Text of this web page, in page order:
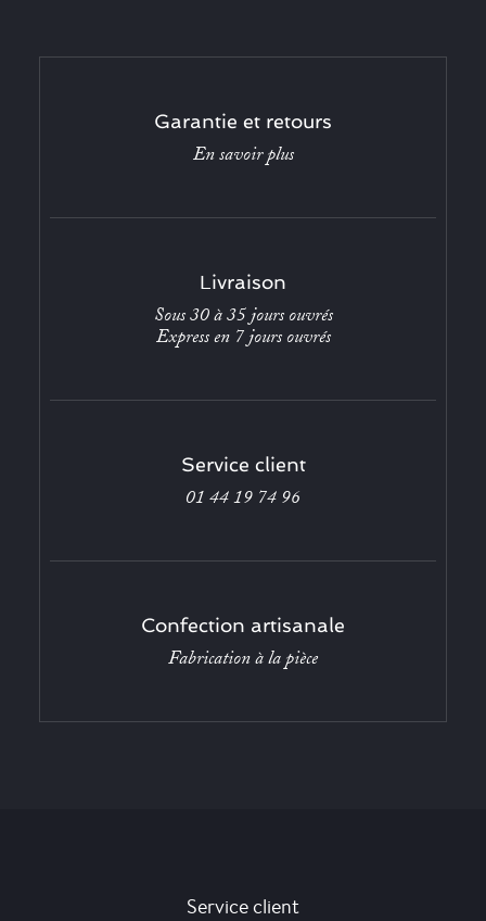
Garantie et retours
En savoir plus
Livraison
Sous 30 à 35 jours ouvrés
Express en 7 jours ouvrés
Service client
01 44 19 74 96
Confection artisanale
Fabrication à la pièce
Service client